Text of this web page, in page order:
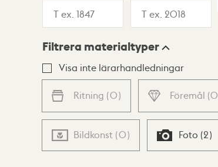
Lista Karta
Filtrera materialtyper
Visa inte lärarhandledningar
Ritning (0) Föremål (0
Bildkonst (0) Foto (2)